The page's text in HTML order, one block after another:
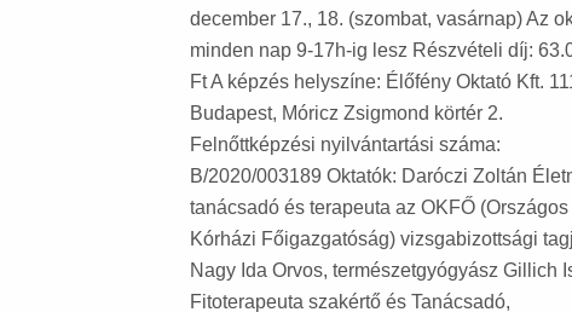
december 17., 18. (szombat, vasárnap) Az
minden nap 9-17h-ig lesz Részvételi díj:
Ft A képzés helyszíne: Élőfény Oktató Kft.
Budapest, Móricz Zsigmond körtér 2.
Felnőttképzési nyilvántartási száma:
B/2020/003189 Oktatók: Daróczi Zoltán
tanácsadó és terapeuta az OKFŐ (Országos
Kórházi Főigazgatóság) vizsgabizottsági
Nagy Ida Orvos, természetgyógyász Gillich
Fitoterapeuta szakértő és Tanácsadó,